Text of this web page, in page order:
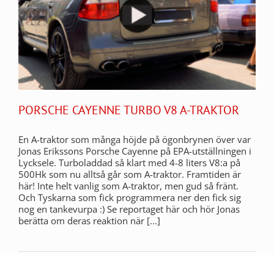
PORSCHE CAYENNE TURBO V8 A-TRAKTOR
En A-traktor som många höjde på ögonbrynen över var
Jonas Erikssons Porsche Cayenne på EPA-utställningen i
Lycksele. Turboladdad så klart med 4-8 liters V8:a på
500Hk som nu alltså går som A-traktor. Framtiden är
här! Inte helt vanlig som A-traktor, men gud så fränt.
Och Tyskarna som fick programmera ner den fick sig
nog en tankevurpa :) Se reportaget här och hör Jonas
berätta om deras reaktion när [...]